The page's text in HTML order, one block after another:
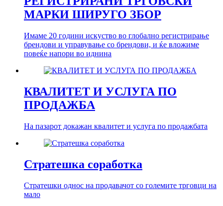
МАРКИ ШИРУГО ЗБОР
Имаме 20 години искуство во глобално регистрирање
брендови и управување со брендови, и ќе вложиме
повеќе напори во иднина
КВАЛИТЕТ И УСЛУГА ПО
ПРОДАЖБА
На пазарот докажан квалитет и услуга по продажбата
Стратешка соработка
Стратешки однос на продавачот со големите трговци на
мало